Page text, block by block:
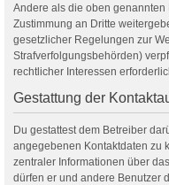
Andere als die oben
Zustimmung an Dritte
gesetzlicher Regelungen zur
Strafverfolgungsbehörden)
rechtlicher Interessen
Gestattung der
Du gestattest dem Betreiber
angegebenen Kontaktdaten zu
zentraler Informationen über
dürfen er und andere Benutzer